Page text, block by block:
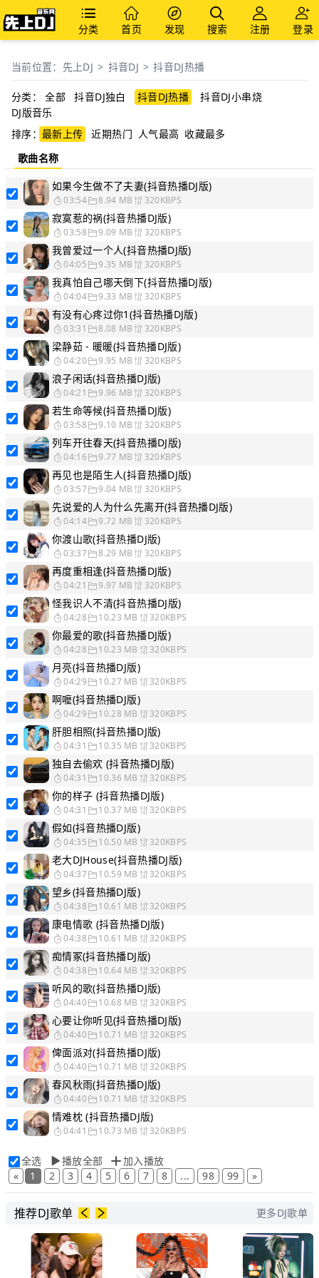
分类 首页 发现 搜索 注册 登录
当前位置： 先上DJ > 抖音DJ > 抖音DJ热播
分类： 全部 抖音DJ独白 抖音DJ热播
抖音DJ小串烧
DJ版音乐
排序：最新上传 近期热门 人气最高 收藏最多
歌曲名称
如果今生做不了夫妻(抖音热播DJ版)
03:54 8.94 MB 320KBPS
寂寞惹的祸(抖音热播DJ版)
03:58 9.09 MB 320KBPS
我曾爱过一个人(抖音热播DJ版)
04:05 9.35 MB 320KBPS
我真怕自己哪天倒下(抖音热播DJ版)
04:04 9.33 MB 320KBPS
有没有心疼过你1(抖音热播DJ版)
03:31 8.08 MB 320KBPS
梁静茹 - 暖暖(抖音热播DJ版)
04:20 9.95 MB 320KBPS
浪子闲话(抖音热播DJ版)
04:21 9.96 MB 320KBPS
若生命等候(抖音热播DJ版)
03:58 9.10 MB 320KBPS
列车开往春天(抖音热播DJ版)
04:16 9.77 MB 320KBPS
再见也是陌生人(抖音热播DJ版)
03:57 9.04 MB 320KBPS
先说爱的人为什么先离开(抖音热播DJ版)
04:14 9.72 MB 320KBPS
你渡山歌(抖音热播DJ版)
03:37 8.29 MB 320KBPS
再度重相逢(抖音热播DJ版)
04:21 9.97 MB 320KBPS
怪我识人不清(抖音热播DJ版)
04:28 10.23 MB 320KBPS
你最爱的歌(抖音热播DJ版)
04:28 10.23 MB 320KBPS
月亮(抖音热播DJ版)
04:29 10.27 MB 320KBPS
啊嚒(抖音热播DJ版)
04:29 10.28 MB 320KBPS
肝胆相照(抖音热播DJ版)
04:31 10.35 MB 320KBPS
独自去偷欢 (抖音热播DJ版)
04:31 10.36 MB 320KBPS
你的样子 (抖音热播DJ版)
04:31 10.37 MB 320KBPS
假如(抖音热播DJ版)
04:35 10.50 MB 320KBPS
老大DJHouse(抖音热播DJ版)
04:37 10.59 MB 320KBPS
望乡(抖音热播DJ版)
04:38 10.61 MB 320KBPS
康电情歌 (抖音热播DJ版)
04:38 10.61 MB 320KBPS
痴情冢(抖音热播DJ版)
04:38 10.64 MB 320KBPS
听风的歌(抖音热播DJ版)
04:40 10.68 MB 320KBPS
心要让你听见(抖音热播DJ版)
04:40 10.71 MB 320KBPS
俾面派对(抖音热播DJ版)
04:40 10.71 MB 320KBPS
春风秋雨(抖音热播DJ版)
04:40 10.71 MB 320KBPS
情难枕 (抖音热播DJ版)
04:41 10.73 MB 320KBPS
全选 播放全部
加入播放
«
1 2 3 4 5 6 7 8 ... 98 99 »
推荐DJ歌单 更多DJ歌单